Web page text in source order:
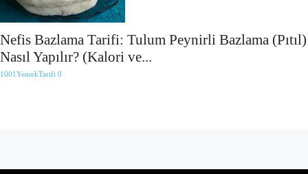
Nefis Bazlama Tarifi: Tulum Peynirli Bazlama (Pıtıl)
Nasıl Yapılır? (Kalori ve...
1001YemekTarifi 0